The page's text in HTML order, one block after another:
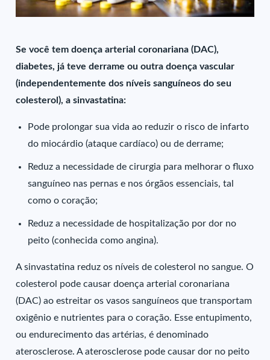
Se você tem doença arterial coronariana (DAC),
diabetes, já teve derrame ou outra doença vascular
(independentemente dos níveis sanguíneos do seu
colesterol), a sinvastatina:
Pode prolongar sua vida ao reduzir o risco de infarto
do miocárdio (ataque cardíaco) ou de derrame;
Reduz a necessidade de cirurgia para melhorar o fluxo
sanguíneo nas pernas e nos órgãos essenciais, tal
como o coração;
Reduz a necessidade de hospitalização por dor no
peito (conhecida como angina).
A sinvastatina reduz os níveis de colesterol no sangue. O
colesterol pode causar doença arterial coronariana
(DAC) ao estreitar os vasos sanguíneos que transportam
oxigênio e nutrientes para o coração. Esse entupimento,
ou endurecimento das artérias, é denominado
aterosclerose. A aterosclerose pode causar dor no peito